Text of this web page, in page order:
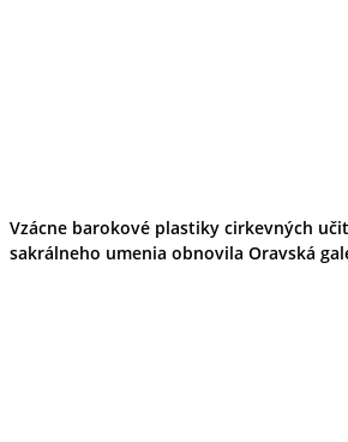
Vzácne barokové plastiky cirkevných
sakrálneho umenia obnovila Oravská